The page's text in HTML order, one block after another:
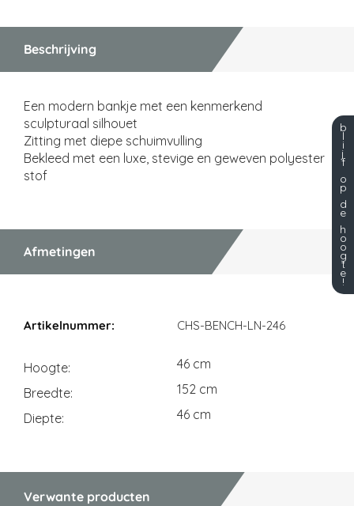
Beschrijving
Een modern bankje met een kenmerkend
sculpturaal silhouet
Zitting met diepe schuimvulling
Bekleed met een luxe, stevige en geweven polyester
stof
Afmetingen
CHS-BENCH-LN-246
Hoogte
46 cm
Breedte
152 cm
Diepte
46 cm
Verwante producten
b
l
i
j
f
o
p
d
e
h
o
o
g
t
e
!